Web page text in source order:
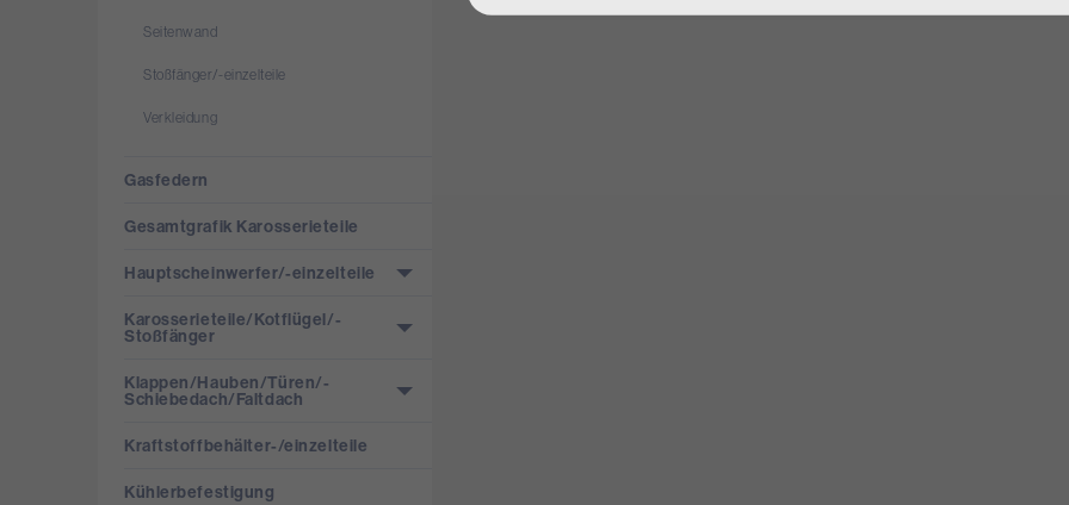
Seitenwand
Stoßfänger/­-einzelteile
Verkleidung
Gasfedern
Gesamtgrafik Karosserieteile
Hauptscheinwerfer/­-einzelteile
Karosserieteile/­Kotflügel/­
Stoßfänger
Klappen/­Hauben/­Türen/­
Schiebedach/­Faltdach
Kraftstoffbehälter-/­einzelteile
Kühlerbefestigung